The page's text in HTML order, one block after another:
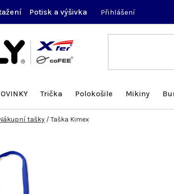
Potisk a výšivka Přihlášení
Trička Polokošile Mikiny
tašky /Taška Kimex